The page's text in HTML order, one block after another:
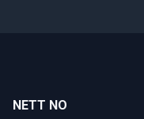
NETT NO